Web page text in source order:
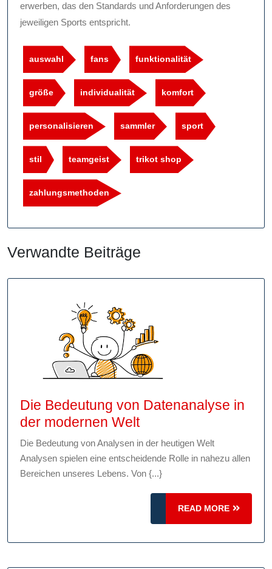
erwerben, das den Standards und Anforderungen des
jeweiligen Sports entspricht.
auswahl fans funktionalität
größe individualität komfort
personalisieren sammler sport
stil teamgeist trikot shop
zahlungsmethoden
Verwandte Beiträge
Die Bedeutung von Datenanalyse in
der modernen WeltDie
Bedeutung
von
Datenanalyse
modernen
Welt
Die Bedeutung von Analysen in der heutigen Welt
Analysen spielen eine entscheidende Rolle in nahezu allen
Bereichen unseres Lebens. Von {...}
READ MORE
READ
MORE